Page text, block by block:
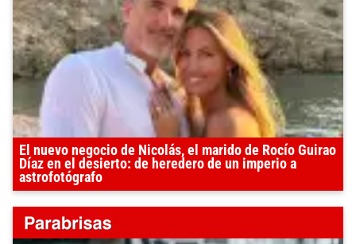
El nuevo negocio de Nicolás, el marido de Rocío Guirao
Díaz en el desierto: de heredero de un imperio a
astrofotógrafo